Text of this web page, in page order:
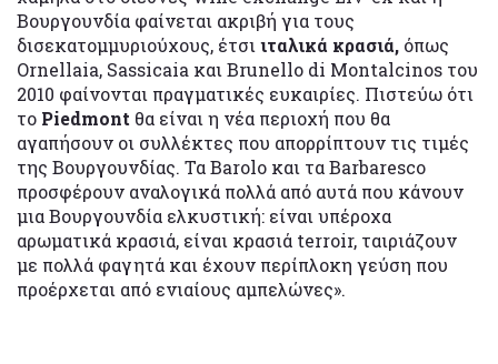
Βουργουνδία φαίνεται ακριβή για τους
δισεκατομμυριούχους, έτσι ιταλικά κρασιά, όπως
Ornellaia, Sassicaia και Brunello di Montalcinos του
2010 φαίνονται πραγματικές ευκαιρίες. Πιστεύω ότι
το Piedmont θα είναι η νέα περιοχή που θα
αγαπήσουν οι συλλέκτες που απορρίπτουν τις τιμές
της Βουργουνδίας. Τα Barolo και τα Barbaresco
προσφέρουν αναλογικά πολλά από αυτά που κάνουν
μια Βουργουνδία ελκυστική: είναι υπέροχα
αρωματικά κρασιά, είναι κρασιά terroir, ταιριάζουν
με πολλά φαγητά και έχουν περίπλοκη γεύση που
προέρχεται από ενιαίους αμπελώνες».